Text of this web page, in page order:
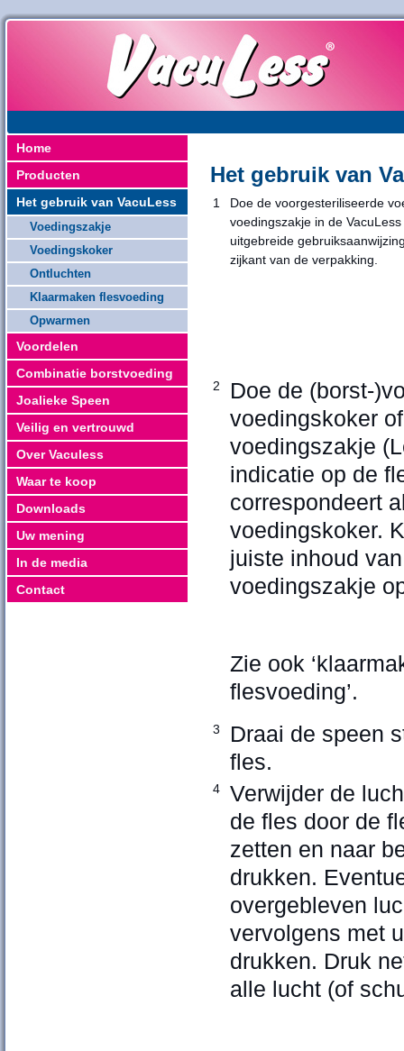
Home
Producten
Het gebruik van VacuLess
Voedingszakje
Voedingskoker
Ontluchten
Klaarmaken flesvoeding
Opwarmen
Voordelen
Combinatie borstvoeding
Joalieke Speen
Veilig en vertrouwd
Over Vaculess
Waar te koop
Downloads
Uw mening
In de media
Contact
Het gebruik van
1
Doe de voorgesteriliseerde
voedingszakje in de
uitgebreide
zijkant van de verpakking.
2
Doe de (borst-
voedingskoker
voedingszakje
indicatie op de
correspondeert
voedingskoker.
juiste inhoud
voedingszakje
Zie ook
flesvoeding’.
3
Draai de speen
fles.
4
Verwijder de
de fles door de
zetten en naar
drukken.
overgebleven
vervolgens met
drukken. Druk
alle lucht (of